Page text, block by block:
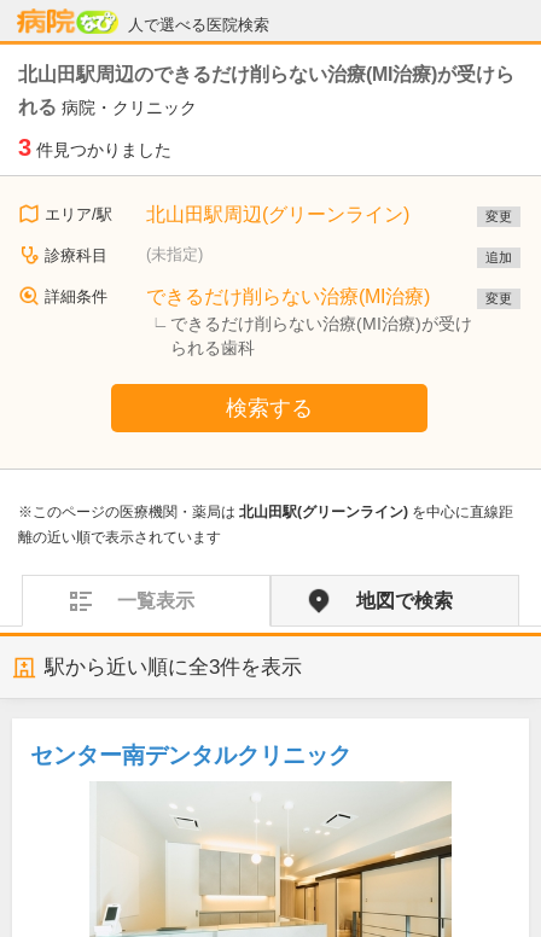
人で選べる医院検索
病院なび
北山田駅周辺のできるだけ削らない治療(MI治療)が受けら
れる 病院・クリニック
3 件見つかりました
エリア/駅 北山田駅周辺(グリーンライン) 変更
診療科目 (未指定) 追加
詳細条件 できるだけ削らない治療(MI治療)
できるだけ削らない治療(MI治療)が受け
られる歯科
変更
検索する
※このページの医療機関・薬局は 北山田駅(グリーンライン) を中心に直線距
離の近い順で表示されています
一覧表示 地図で検索
駅から近い順に全3件を表示
センター南デンタルクリニック